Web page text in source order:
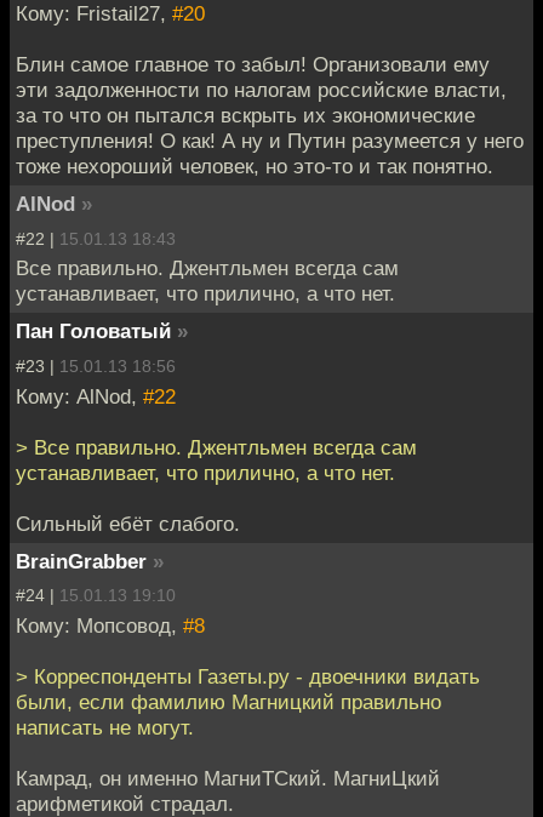
Кому: Fristail27, #20
Блин самое главное то забыл! Организовали ему
эти задолженности по налогам российские власти,
за то что он пытался вскрыть их экономические
преступления! О как! А ну и Путин разумеется у него
тоже нехороший человек, но это-то и так понятно.
AlNod »
#22 | 15.01.13 18:43
Все правильно. Джентльмен всегда сам
устанавливает, что прилично, а что нет.
Пан Головатый »
#23 | 15.01.13 18:56
Кому: AlNod, #22
> Все правильно. Джентльмен всегда сам
устанавливает, что прилично, а что нет.
Сильный ебёт слабого.
BrainGrabber »
#24 | 15.01.13 19:10
Кому: Мопсовод, #8
> Корреспонденты Газеты.ру - двоечники видать
были, если фамилию Магницкий правильно
написать не могут.
Камрад, он именно МагниТСкий. МагниЦкий
арифметикой страдал.